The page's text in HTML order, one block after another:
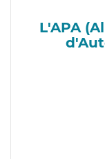
L'APA